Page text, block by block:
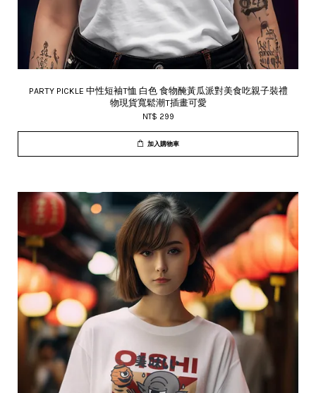
PARTY PICKLE 中性短袖T恤 白色 食物醃黃瓜派對美食吃親子裝禮
物現貨寬鬆潮T插畫可愛
NT$ 299
加入購物車